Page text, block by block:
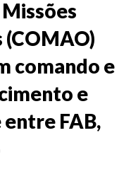
comando e
e
FAB,